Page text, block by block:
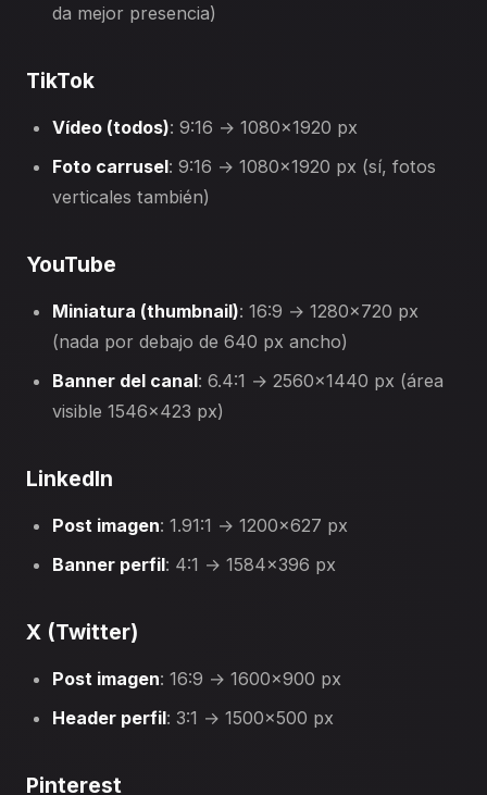
da mejor presencia)
TikTok
Vídeo (todos): 9:16 → 1080×1920 px
Foto carrusel: 9:16 → 1080×1920 px (sí, fotos
verticales también)
YouTube
Miniatura (thumbnail): 16:9 → 1280×720 px
(nada por debajo de 640 px ancho)
Banner del canal: 6.4:1 → 2560×1440 px (área
visible 1546×423 px)
LinkedIn
Post imagen: 1.91:1 → 1200×627 px
Banner perfil: 4:1 → 1584×396 px
X (Twitter)
Post imagen: 16:9 → 1600×900 px
Header perfil: 3:1 → 1500×500 px
Pinterest